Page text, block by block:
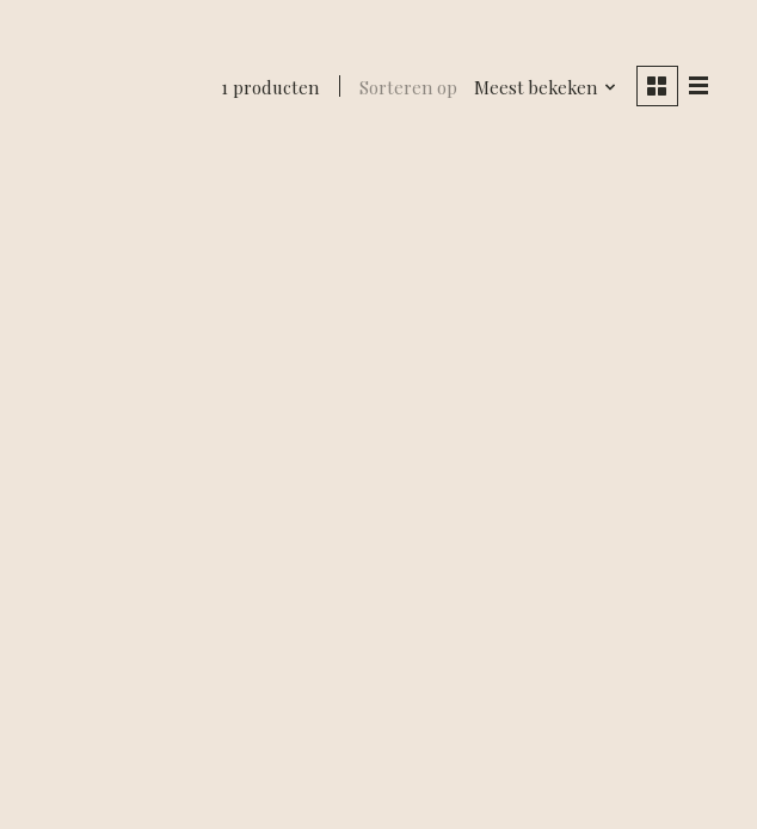
1 producten Sorteren op Meest bekeken